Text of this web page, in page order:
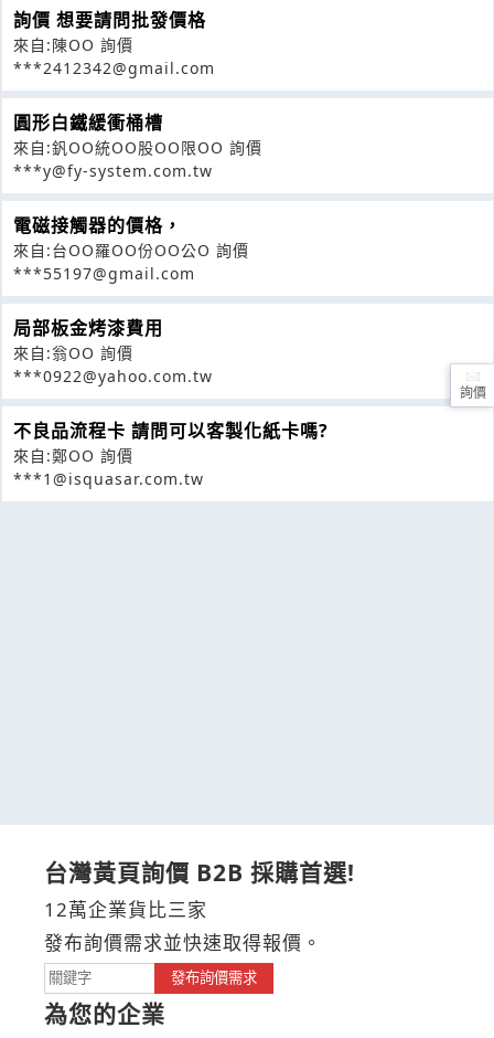
詢價 想要請問批發價格
來自:陳OO 詢價
***2412342@gmail.com
圓形白鐵緩衝桶槽
來自:釩OO統OO股OO限OO 詢價
***y@fy-system.com.tw
電磁接觸器的價格，
來自:台OO羅OO份OO公O 詢價
***55197@gmail.com
局部板金烤漆費用
來自:翁OO 詢價
***0922@yahoo.com.tw
不良品流程卡 請問可以客製化紙卡嗎?
來自:鄭OO 詢價
***1@isquasar.com.tw
台灣黃頁詢價 B2B 採購首選!
12萬企業貨比三家
發布詢價需求並快速取得報價。
發布詢價需求
為您的企業
詢價